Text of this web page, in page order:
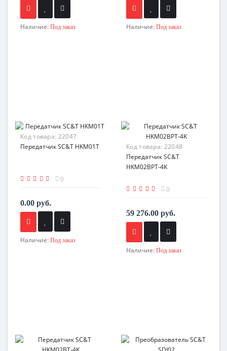
Наличие: Под заказ Наличие: Под заказ
Код товара: 22047
Передатчик SC&T HKM01T
0
0.00 руб.
Наличие: Под заказ
Код товара: 22048
Передатчик SC&T
HKM02BPT-4K
0
59 276.00 руб.
Наличие: Под заказ